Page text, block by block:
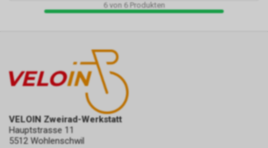
6von 6Produkten
VELOIN Zweirad-Werkstatt
Hauptstrasse 11
5512 Wohlenschwil